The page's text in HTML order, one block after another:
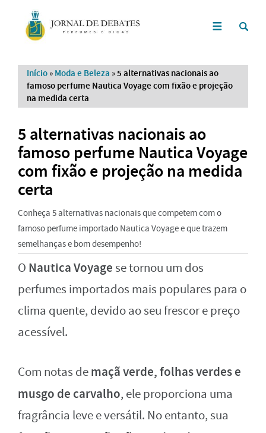
Início » Moda e Beleza »5 alternativas nacionais ao
famoso perfume Nautica Voyage com fixão e projeção
na medida certa
5 alternativas nacionais ao
famoso perfume Nautica Voyage
com fixão e projeção na medida
certa
Conheça 5 alternativas nacionais que competem com o
famoso perfume importado Nautica Voyage e que trazem
semelhanças e bom desempenho!
O Nautica Voyagese tornou um dos
perfumes importados mais populares para o
clima quente, devido ao seu frescor e preço
acessível.
Com notas demaçã verde, folhas verdes e
musgo de carvalho, ele proporciona uma
fragrância leve e versátil. No entanto, sua